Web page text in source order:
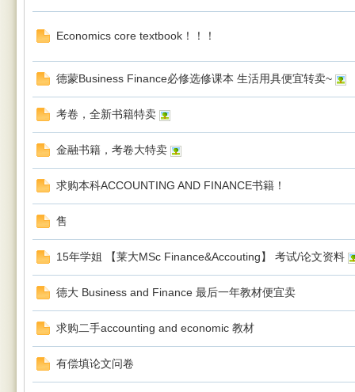
rBB
Economics core textbook！！！
德蒙Business Finance必修选修课本 生活用具便宜转卖~
考卷，全新书籍特卖
金融书籍，考卷大特卖
求购本科ACCOUNTING AND FINANCE书籍！
售
15年学姐 【莱大MSc Finance&Accouting】 考试/论文资料
德大 Business and Finance 最后一年教材便宜卖
求购二手accounting and economic 教材
有偿填论文问卷